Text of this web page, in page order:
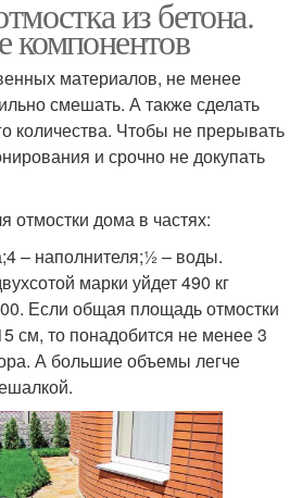
из бетона.
компонентов
материалов, не менее
смешать. А также сделать
количества. Чтобы не прерывать
и срочно не докупать
отмостки дома в частях:
– наполнителя;½ – воды.
марки уйдет 490 кг
Если общая площадь отмостки
см, то понадобится не менее 3
А большие объемы легче